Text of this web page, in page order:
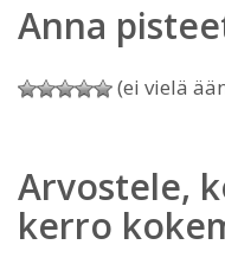
Anna
(ei vielä
Arvostele,
kerro